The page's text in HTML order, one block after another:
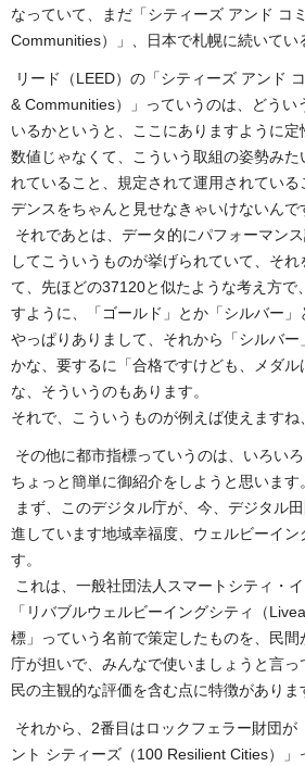
なっていて、まだ「シティーズ アンド コ
Communities）」、日本で札幌に続いてい
リード（LEED）の「シティーズ アンド
& Communities）」っていうのは、どうい
いるかというと、ここにありますように定
数値じゃなくて、こういう取組の姿勢みた
れていること、規定されて運用されてい
デンスをちゃんと見せなきゃいけないんで
それであとは、データ的にパフォーマン
してこういうものが挙げられていて、そ
て、先ほどの37120と似たような考え方で
すように、「ゴールド」とか「シルバー
やっぱりありまして、それから「シルバ
かな、要するに「合格ですけども、メダ
な、そういうのもあります。
それで、こういうものが例えば使えますね
その他に都市指標っていうのは、いろい
ちょっと簡単に御紹介をしようと思います。
まず、このデジタル庁が、今、デジタル
進しています地域幸福度、ウェルビーイン
す。
これは、一般社団法人スマートシティ・イ
「リバブルウェルビーイングシティ（
標」っていう名前で策定したものを、民
庁が担いで、みんなで使いましょうと言
民の主観的な評価を含む点に特徴がありま
それから、2番目はロックフェラー財団が
ント シティーズ（100 Resilient Cities）」